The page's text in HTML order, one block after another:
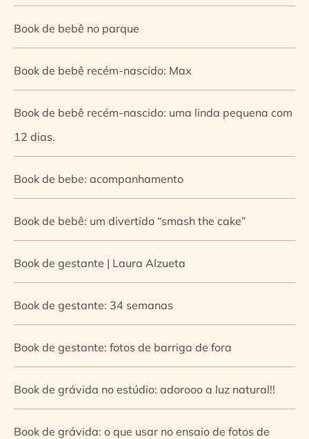
Book de bebê no parque
Book de bebê recém-nascido: Max
Book de bebê recém-nascido: uma linda pequena com
12 dias.
Book de bebe: acompanhamento
Book de bebê: um divertido “smash the cake”
Book de gestante | Laura Alzueta
Book de gestante: 34 semanas
Book de gestante: fotos de barriga de fora
Book de grávida no estúdio: adorooo a luz natural!!
Book de grávida: o que usar no ensaio de fotos de